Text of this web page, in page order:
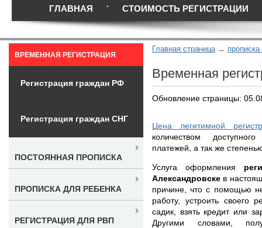
ГЛАВНАЯ СТОИМОСТЬ РЕГИСТРАЦИИ
Главная страница
Временная
Обновление страницы:
Цена легитимной
количеством
платежей, а так же
Услуга оформления
Александровске в
причине, что с помощью
работу, устроить
садик, взять кредит или
Другими словами,
ВРЕМЕННАЯ РЕГИСТРАЦИЯ
Регистрация граждан РФ
Регистрация граждан СНГ
ПОСТОЯННАЯ ПРОПИСКА
ПРОПИСКА ДЛЯ РЕБЕНКА
РЕГИСТРАЦИЯ ДЛЯ РВП